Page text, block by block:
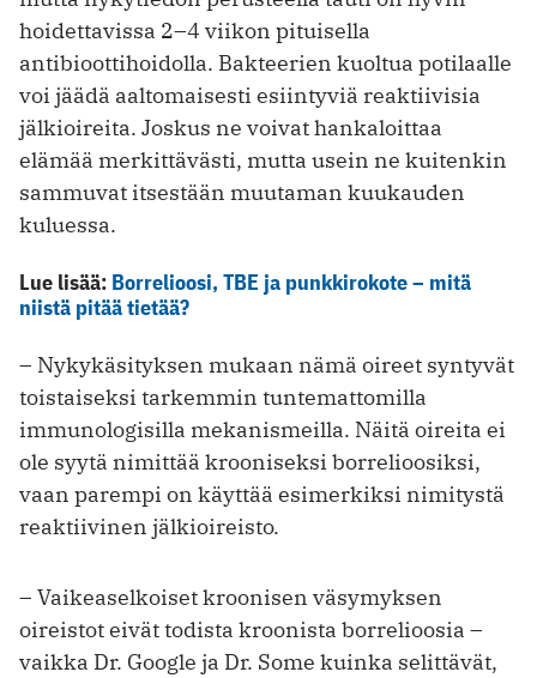
hoidettavissa 2–4 viikon pituisella
antibioottihoidolla. Bakteerien kuoltua potilaalle
voi jäädä aaltomaisesti esiintyviä reaktiivisia
jälkioireita. Joskus ne voivat hankaloittaa
elämää merkittävästi, mutta usein ne kuitenkin
sammuvat itsestään muutaman kuukauden
kuluessa.
Lue lisää: Borrelioosi, TBE ja punkkirokote – mitä
niistä pitää tietää?
– Nykykäsityksen mukaan nämä oireet syntyvät
toistaiseksi tarkemmin tuntemattomilla
immunologisilla mekanismeilla. Näitä oireita ei
ole syytä nimittää krooniseksi borrelioosiksi,
vaan parempi on käyttää esimerkiksi nimitystä
reaktiivinen jälkioireisto.
– Vaikeaselkoiset kroonisen väsymyksen
oireistot eivät todista kroonista borrelioosia –
vaikka Dr. Google ja Dr. Some kuinka selittävät,